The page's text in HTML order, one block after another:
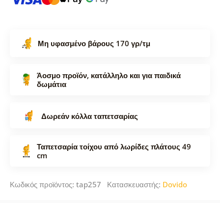
Μη υφασμένο βάρους 170 γρ/τμ
Άοσμο προϊόν, κατάλληλο και για παιδικά
δωμάτια
Δωρεάν κόλλα ταπετσαρίας
Ταπετσαρία τοίχου από λωρίδες πλάτους 49
cm
Κωδικός προϊόντος: tap257 Κατασκευαστής: Dovido